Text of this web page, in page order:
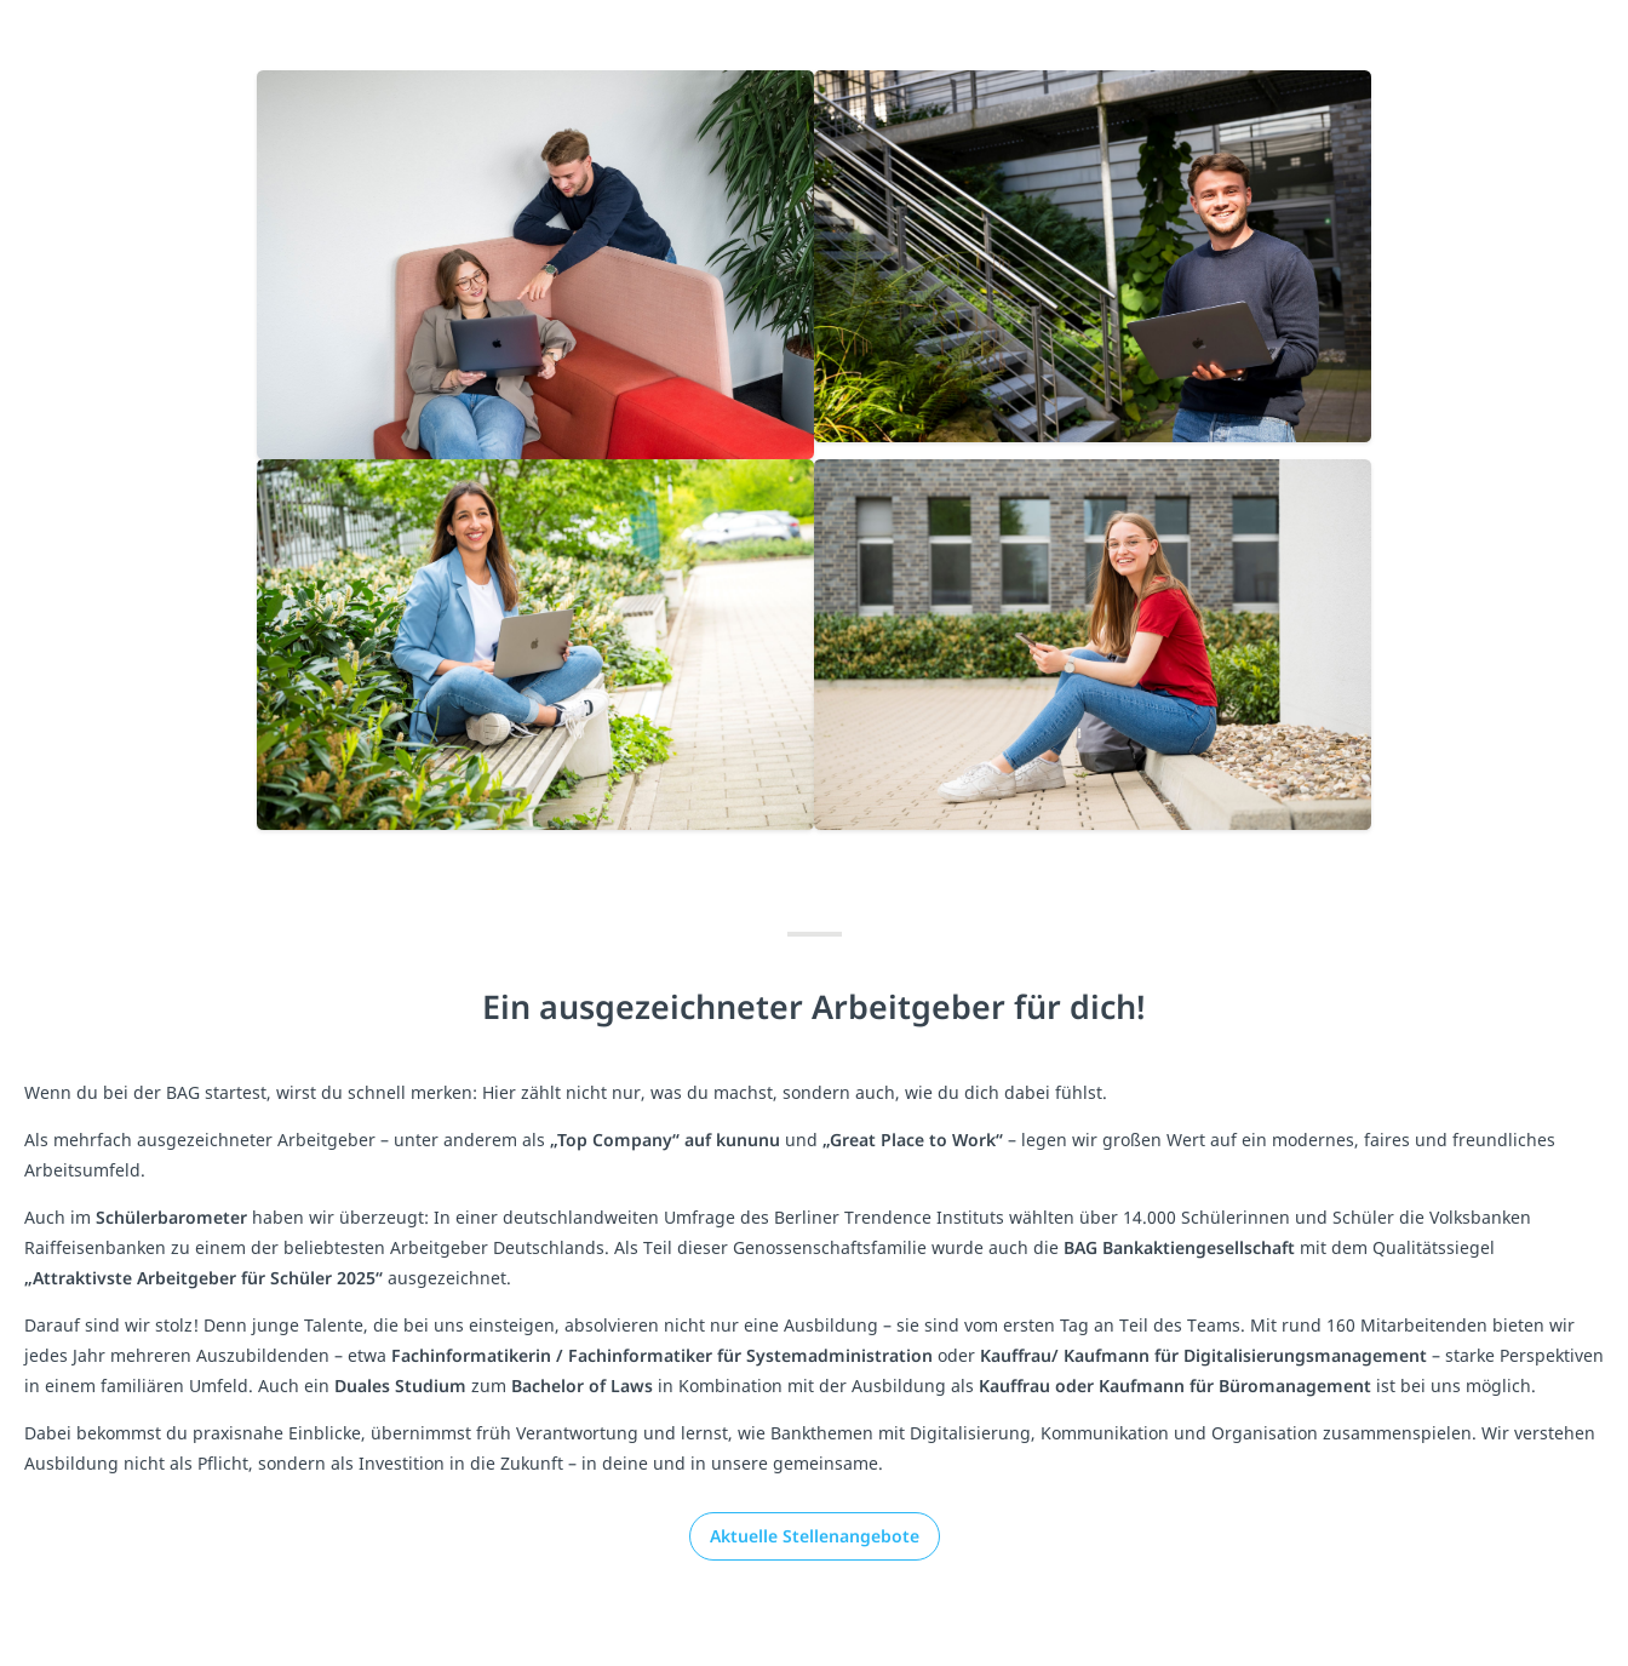
Ein ausgezeichneter Arbeitgeber für dich!
Wenn du bei der BAG startest, wirst du schnell merken: Hier zählt nicht nur, was du machst, sondern auch, wie du dich dabei fühlst.
Als mehrfach ausgezeichneter Arbeitgeber – unter anderem als „Top Company“ auf kununu und „Great Place to Work“ – legen wir großen Wert auf ein modernes, faires und freundliches
Arbeitsumfeld.
Auch im Schülerbarometer haben wir überzeugt: In einer deutschlandweiten Umfrage des Berliner Trendence Instituts wählten über 14.000 Schülerinnen und Schüler die Volksbanken
Raiffeisenbanken zu einem der beliebtesten Arbeitgeber Deutschlands. Als Teil dieser Genossenschaftsfamilie wurde auch die BAG Bankaktiengesellschaft mit dem Qualitätssiegel
„Attraktivste Arbeitgeber für Schüler 2025“ ausgezeichnet.
Darauf sind wir stolz! Denn junge Talente, die bei uns einsteigen, absolvieren nicht nur eine Ausbildung – sie sind vom ersten Tag an Teil des Teams. Mit rund 160 Mitarbeitenden bieten wir
jedes Jahr mehreren Auszubildenden – etwa Fachinformatikerin / Fachinformatiker für Systemadministration oder Kauffrau/ Kaufmann für Digitalisierungsmanagement – starke Perspektiven
in einem familiären Umfeld. Auch ein Duales Studium zum Bachelor of Laws in Kombination mit der Ausbildung als Kauffrau oder Kaufmann für Büromanagement ist bei uns möglich.
Dabei bekommst du praxisnahe Einblicke, übernimmst früh Verantwortung und lernst, wie Bankthemen mit Digitalisierung, Kommunikation und Organisation zusammenspielen. Wir verstehen
Ausbildung nicht als Pflicht, sondern als Investition in die Zukunft – in deine und in unsere gemeinsame.
Aktuelle Stellenangebote